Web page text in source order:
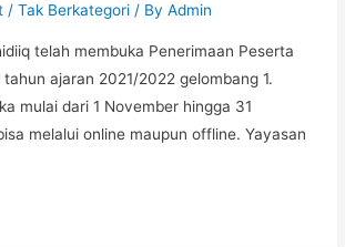
/Tak Berkategori / ByAdmin
telah membuka Penerimaan Peserta
tahun ajaran 2021/2022 gelombang 1.
mulai dari 1 November hingga 31
melalui online maupun offline. Yayasan